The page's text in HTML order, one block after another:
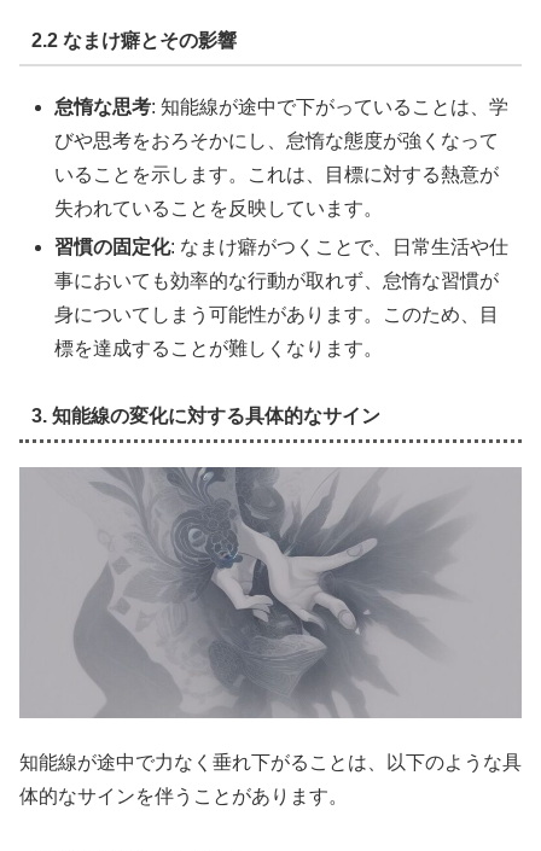
2.2 なまけ癖とその影響
怠惰な思考: 知能線が途中で下がっていることは、学
びや思考をおろそかにし、怠惰な態度が強くなって
いることを示します。これは、目標に対する熱意が
失われていることを反映しています。
習慣の固定化: なまけ癖がつくことで、日常生活や仕
事においても効率的な行動が取れず、怠惰な習慣が
身についてしまう可能性があります。このため、目
標を達成することが難しくなります。
3. 知能線の変化に対する具体的なサイン
知能線が途中で力なく垂れ下がることは、以下のような具
体的なサインを伴うことがあります。